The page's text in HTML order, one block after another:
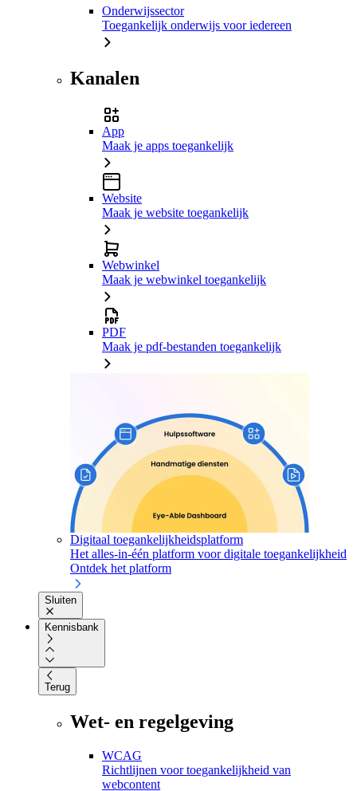
Onderwijssector
Toegankelijk onderwijs voor iedereen
Kanalen
App
Maak je apps toegankelijk
Website
Maak je website toegankelijk
Webwinkel
Maak je webwinkel toegankelijk
PDF
Maak je pdf-bestanden toegankelijk
Digitaal toegankelijkheidsplatform
Het alles-in-één platform voor digitale toegankelijkheid
Ontdek het platform
Sluiten
Kennisbank
Terug
Wet- en regelgeving
WCAG
Richtlijnen voor toegankelijkheid van
webcontent